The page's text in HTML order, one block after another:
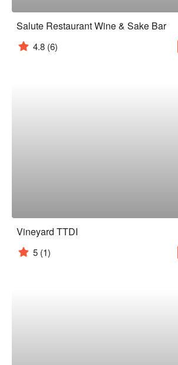
Salute Restaurant Wine & Sake Bar
4.8 (6)
Vineyard TTDI
5 (1)